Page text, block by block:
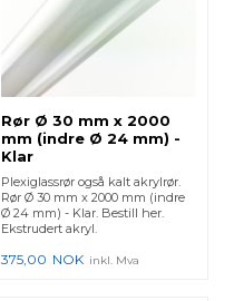
Rør Ø 30 mm x 2000
mm (indre Ø 24 mm) -
Klar
Plexiglassrør også kalt akrylrør.
Rør Ø 30 mm x 2000 mm (indre
Ø 24 mm) - Klar. Bestill her.
Ekstrudert akryl.
375,00 NOK inkl. Mva